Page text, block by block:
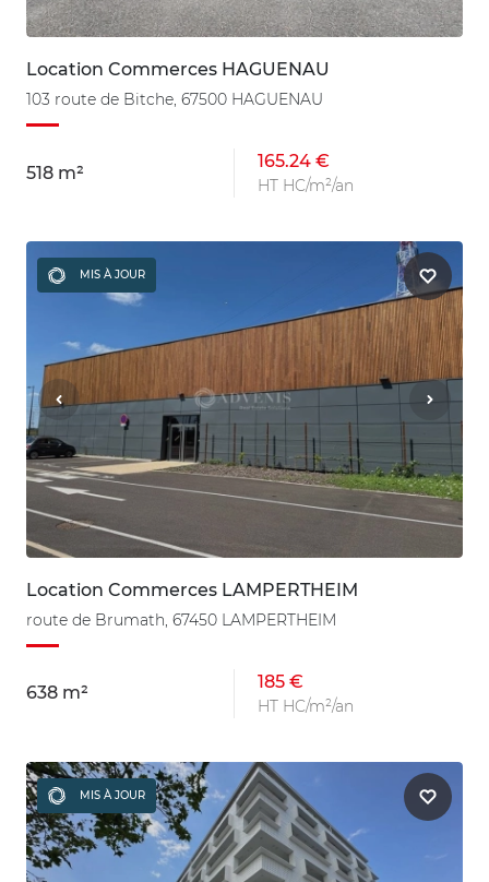
Location Commerces HAGUENAU
103 route de Bitche, 67500 HAGUENAU
518 m²
165.24 €
HT HC/m²/an
MIS À JOUR
Location Commerces LAMPERTHEIM
route de Brumath, 67450 LAMPERTHEIM
638 m²
185 €
HT HC/m²/an
MIS À JOUR